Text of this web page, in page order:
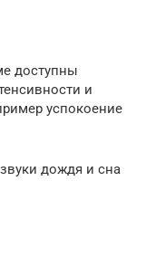
доступны
и
успокоение
дождя и сна